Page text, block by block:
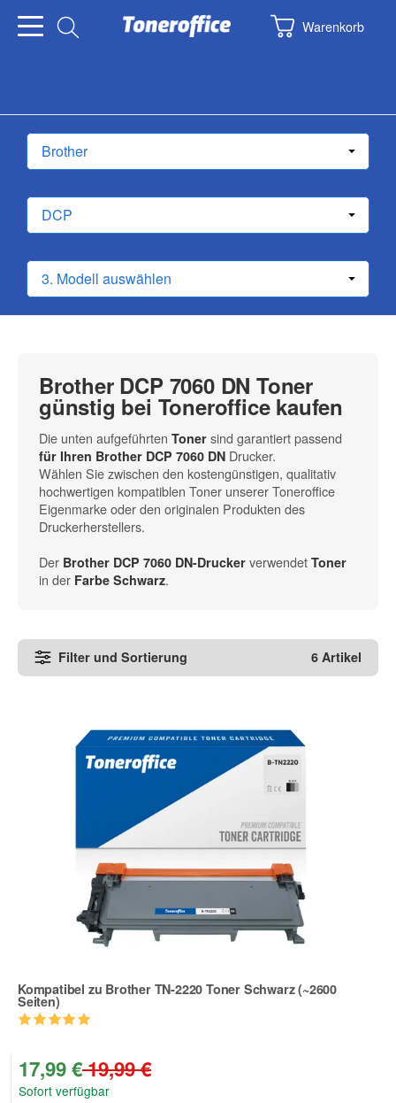
Warenkorb
Brother DCP 7060 DN Toner
günstig bei Toneroffice kaufen
Die unten aufgeführten Toner sind garantiert passend
für Ihren Brother DCP 7060 DN Drucker.
Wählen Sie zwischen den kostengünstigen, qualitativ
hochwertigen kompatiblen Toner unserer Toneroffice
Eigenmarke oder den originalen Produkten des
Druckerherstellers.
Der Brother DCP 7060 DN-Drucker verwendet Toner
in der Farbe Schwarz.
Filter und Sortierung 6 Artikel
Kompatibel zu Brother TN-2220 Toner Schwarz (~2600
Seiten)
17,99 €19,99 €
Sofort verfügbar